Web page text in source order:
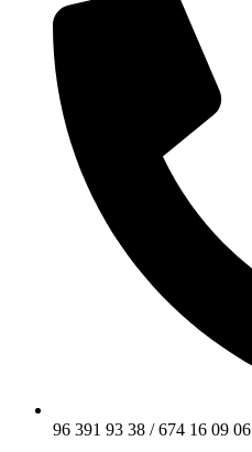
96 391 93 38 / 674 16 09 06